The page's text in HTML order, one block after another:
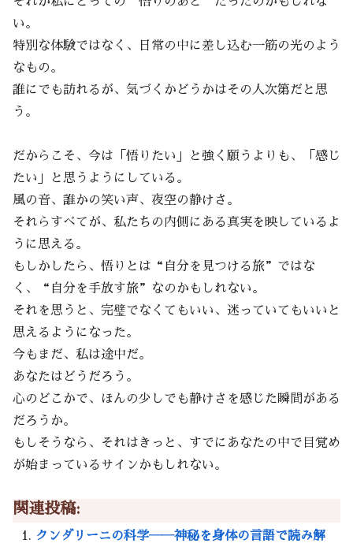
い。
特別な体験ではなく、日常の中に差し込む一筋の光のよう
なもの。
誰にでも訪れるが、気づくかどうかはその人次第だと思
う。
だからこそ、今は「悟りたい」と強く願うよりも、「感じ
たい」と思うようにしている。
風の音、誰かの笑い声、夜空の静けさ。
それらすべてが、私たちの内側にある真実を映しているよ
うに思える。
もしかしたら、悟りとは“自分を見つける旅”ではな
く、“自分を手放す旅”なのかもしれない。
それを思うと、完璧でなくてもいい、迷っていてもいいと
思えるようになった。
今もまだ、私は途中だ。
あなたはどうだろう。
心のどこかで、ほんの少しでも静けさを感じた瞬間がある
だろうか。
もしそうなら、それはきっと、すでにあなたの中で目覚め
が始まっているサインかもしれない。
関連投稿:
クンダリーニの科学――神秘を身体の言語で読み解